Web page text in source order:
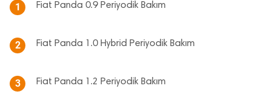
1 Fiat Panda 0.9 Periyodik Bakım
2 Fiat Panda 1.0 Hybrid Periyodik Bakım
3 Fiat Panda 1.2 Periyodik Bakım